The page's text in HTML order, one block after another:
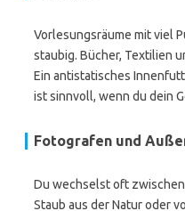
Vorlesungsräume mit viel
staubig. Bücher, Textilien
Ein antistatisches
ist sinnvoll, wenn du dein
Fotografen und
Du wechselst oft
Staub aus der Natur oder